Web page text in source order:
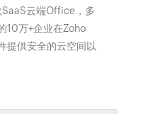
云端Office，多
10万+企业在Zoho
提供安全的云空间以